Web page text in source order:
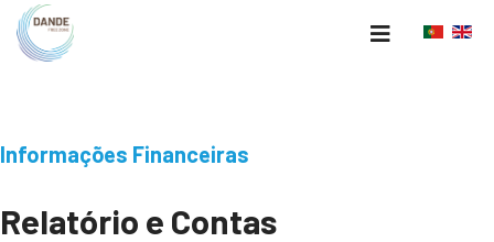
Informações Financeiras
Relatório e Contas